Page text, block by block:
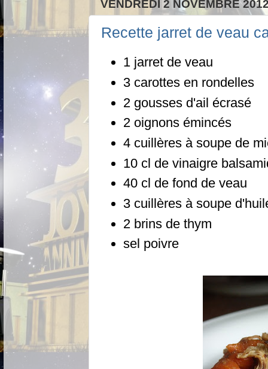
VENDREDI 2 NOVEMBRE
Recette jarret de veau
1 jarret de veau
3 carottes en rondelles
2 gousses d'ail écrasé
2 oignons émincés
4 cuillères à soupe de
10 cl de vinaigre
40 cl de fond de veau
3 cuillères à soupe
2 brins de thym
sel poivre